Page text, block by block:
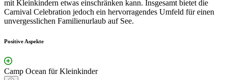
mit Kleinkindern etwas einschränken kann. Insgesamt bietet die
Carnival Celebration jedoch ein hervorragendes Umfeld für einen
unvergesslichen Familienurlaub auf See.
Positive Aspekte
Camp Ocean für Kleinkinder